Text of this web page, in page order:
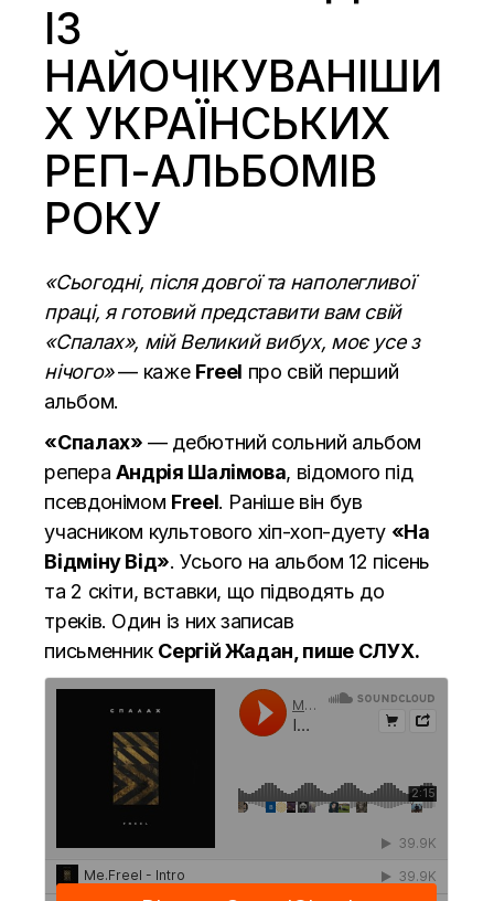
ІЗ
НАЙОЧІКУВАНІШИ
Х УКРАЇНСЬКИХ
РЕП-АЛЬБОМІВ
РОКУ
«Сьогодні, після довгої та наполегливої
праці, я готовий представити вам свій
«Спалах», мій Великий вибух, моє усе з
нічого»— каже Freel про свій перший
альбом.
«Спалах» — дебютний сольний альбом
репера Андрія Шалімова, відомого під
псевдонімом Freel. Раніше він був
учасником культового хіп-хоп-дуету «На
Відміну Від». Усього на альбом 12 пісень
та 2 скіти, вставки, що підводять до
треків. Один із них записав
письменник Сергій Жадан, пише СЛУХ.